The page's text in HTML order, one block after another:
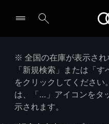
※ 全国の在庫が表示さ
「新規検索」または「す
をクリックしてくださ
は、「…」アイコンをタ
示されます。